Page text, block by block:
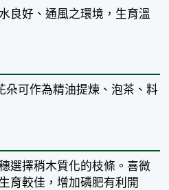
良好、通風之環境，生育溫
朵可作為精油提煉、泡茶、料
選擇稍木質化的枝條。喜微
育較佳，增加磷肥有利開